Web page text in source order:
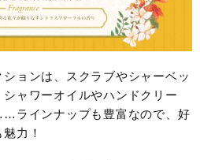
ョンは、スクラブやシャーベッ
ャワーオイルやハンドクリー
ラインナップも豊富なので、好
力！